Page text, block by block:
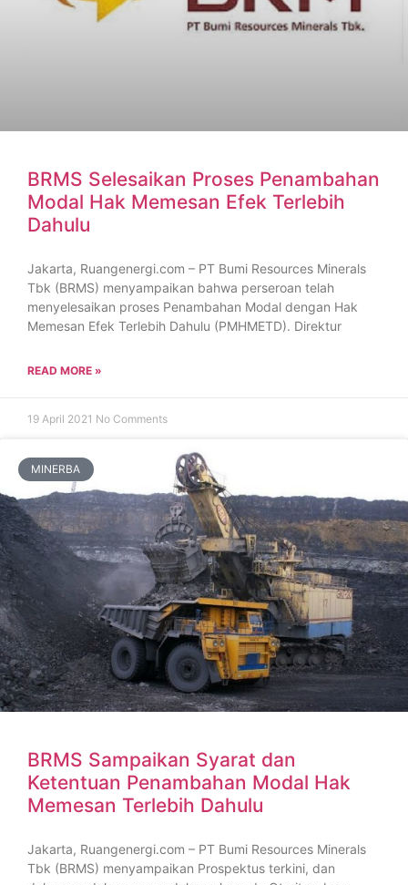
BRMS Selesaikan Proses Penambahan
Modal Hak Memesan Efek Terlebih
Dahulu
Jakarta, Ruangenergi.com – PT Bumi Resources Minerals
Tbk (BRMS) menyampaikan bahwa perseroan telah
menyelesaikan proses Penambahan Modal dengan Hak
Memesan Efek Terlebih Dahulu (PMHMETD). Direktur
READ MORE »
19 April 2021 No Comments
MINERBA
BRMS Sampaikan Syarat dan
Ketentuan Penambahan Modal Hak
Memesan Terlebih Dahulu
Jakarta, Ruangenergi.com – PT Bumi Resources Minerals
Tbk (BRMS) menyampaikan Prospektus terkini, dan